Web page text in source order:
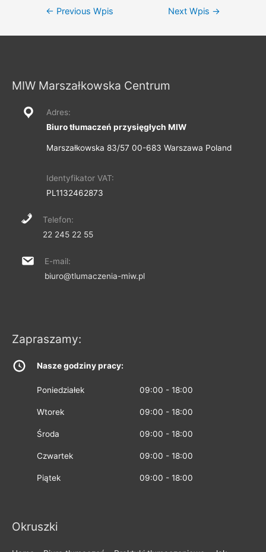
Nawigacja
← Previous Wpis Next Wpis →
MIW Marszałkowska Centrum
Adres:
Biuro tłumaczeń przysięgłych MIW
Marszałkowska 83/57 00-683 Warszawa Poland
Identyfikator VAT:
PL1132462873
Telefon:
22 245 22 55
E-mail:
biuro@tlumaczenia-miw.pl
Zapraszamy:
Nasze godziny pracy:
Poniedziałek 09:00 - 18:00
Wtorek 09:00 - 18:00
Środa 09:00 - 18:00
Czwartek 09:00 - 18:00
Piątek 09:00 - 18:00
Okruszki